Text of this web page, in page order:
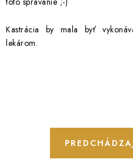
Kastrácia by mala byť
lekárom.